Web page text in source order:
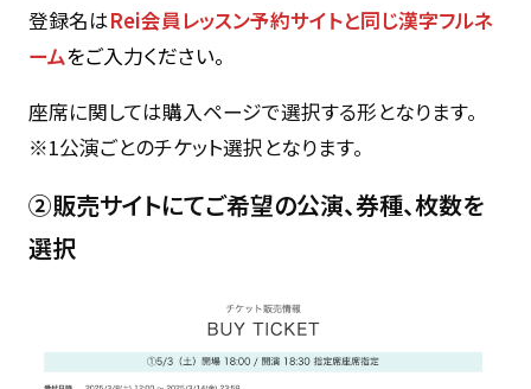
登録名はRei会員レッスン予約サイトと同じ漢字フルネ
ームをご入力ください。
座席に関しては購入ページで選択する形となります。
※1公演ごとのチケット選択となります。
②販売サイトにてご希望の公演、券種、枚数を
選択